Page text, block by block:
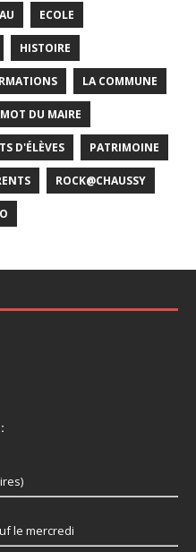
ECOLE
HISTOIRE
LA COMMUNE
DU MAIRE
D'ÉLÈVES PATRIMOINE
ROCK@CHAUSSY
le mercredi